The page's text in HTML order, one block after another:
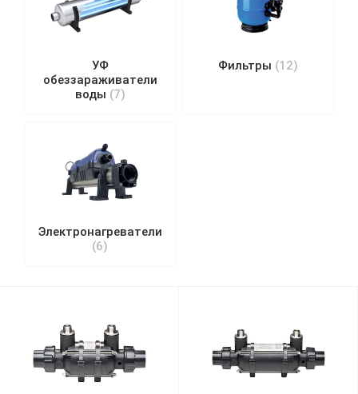
УФ
обеззараживатели
воды (7)
Фильтры (12)
Электронагреватели
(6)